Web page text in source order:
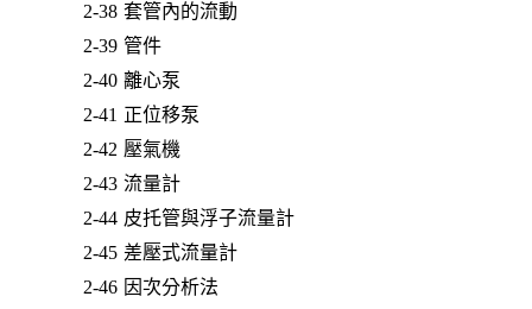
2-38 套管內的流動
2-39 管件
2-40 離心泵
2-41 正位移泵
2-42 壓氣機
2-43 流量計
2-44 皮托管與浮子流量計
2-45 差壓式流量計
2-46 因次分析法